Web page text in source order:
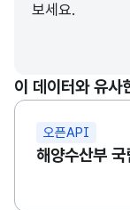
보세요.
이 데이터와 유사
오픈API